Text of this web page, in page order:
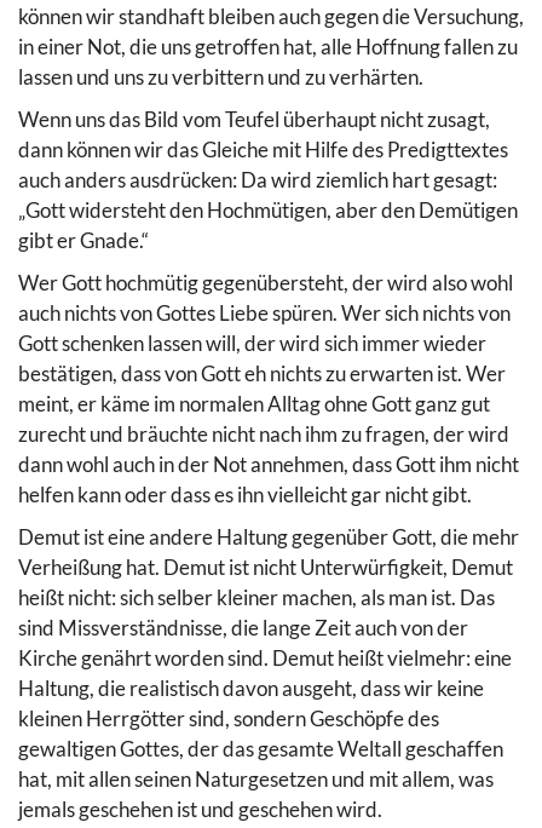
können wir standhaft bleiben auch gegen die Versuchung,
in einer Not, die uns getroffen hat, alle Hoffnung fallen zu
lassen und uns zu verbittern und zu verhärten.
Wenn uns das Bild vom Teufel überhaupt nicht zusagt,
dann können wir das Gleiche mit Hilfe des Predigttextes
auch anders ausdrücken: Da wird ziemlich hart gesagt:
„Gott widersteht den Hochmütigen, aber den Demütigen
gibt er Gnade.“
Wer Gott hochmütig gegenübersteht, der wird also wohl
auch nichts von Gottes Liebe spüren. Wer sich nichts von
Gott schenken lassen will, der wird sich immer wieder
bestätigen, dass von Gott eh nichts zu erwarten ist. Wer
meint, er käme im normalen Alltag ohne Gott ganz gut
zurecht und bräuchte nicht nach ihm zu fragen, der wird
dann wohl auch in der Not annehmen, dass Gott ihm nicht
helfen kann oder dass es ihn vielleicht gar nicht gibt.
Demut ist eine andere Haltung gegenüber Gott, die mehr
Verheißung hat. Demut ist nicht Unterwürfigkeit, Demut
heißt nicht: sich selber kleiner machen, als man ist. Das
sind Missverständnisse, die lange Zeit auch von der
Kirche genährt worden sind. Demut heißt vielmehr: eine
Haltung, die realistisch davon ausgeht, dass wir keine
kleinen Herrgötter sind, sondern Geschöpfe des
gewaltigen Gottes, der das gesamte Weltall geschaffen
hat, mit allen seinen Naturgesetzen und mit allem, was
jemals geschehen ist und geschehen wird.